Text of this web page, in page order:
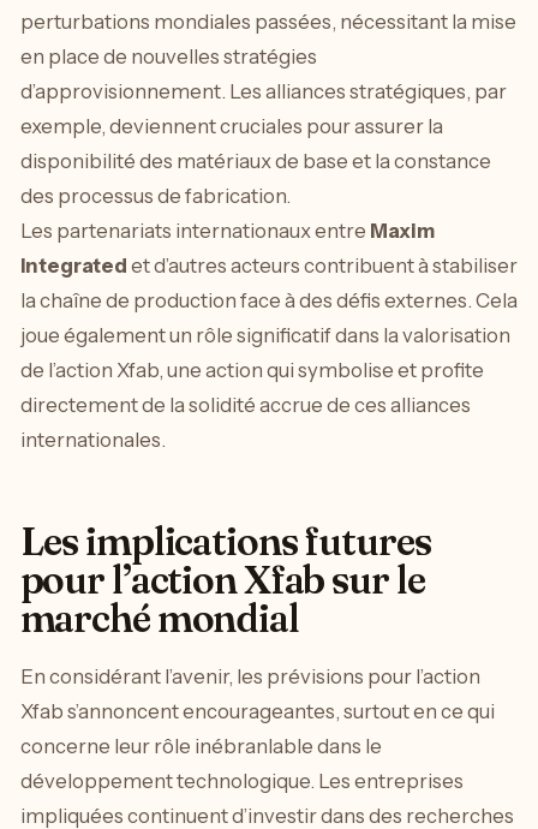
perturbations mondiales passées, nécessitant la mise
en place de nouvelles stratégies
d’approvisionnement. Les alliances stratégiques, par
exemple, deviennent cruciales pour assurer la
disponibilité des matériaux de base et la constance
des processus de fabrication.
Les partenariats internationaux entre Maxim
Integrated et d’autres acteurs contribuent à stabiliser
la chaîne de production face à des défis externes. Cela
joue également un rôle significatif dans la valorisation
de l’action Xfab, une action qui symbolise et profite
directement de la solidité accrue de ces alliances
internationales.
Les implications futures
pour l’action Xfab sur le
marché mondial
En considérant l’avenir, les prévisions pour l’action
Xfab s’annoncent encourageantes, surtout en ce qui
concerne leur rôle inébranlable dans le
développement technologique. Les entreprises
impliquées continuent d’investir dans des recherches